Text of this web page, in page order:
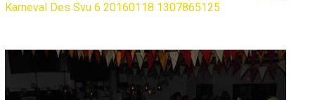
Karneval Des Svu 6 20160118 1307865125